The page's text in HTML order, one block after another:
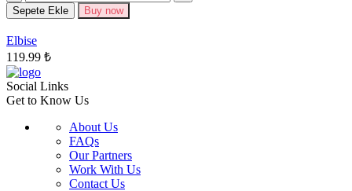
Seçenekler
Sepete Ekle Buy now
Elbise
119.99 ₺
Social Links
Get to Know Us
About Us
FAQs
Our Partners
Work With Us
Contact Us